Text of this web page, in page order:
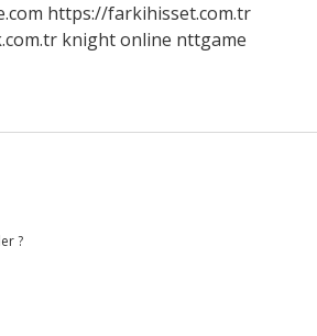
https://farkihisset.com.tr
knight online nttgame
?